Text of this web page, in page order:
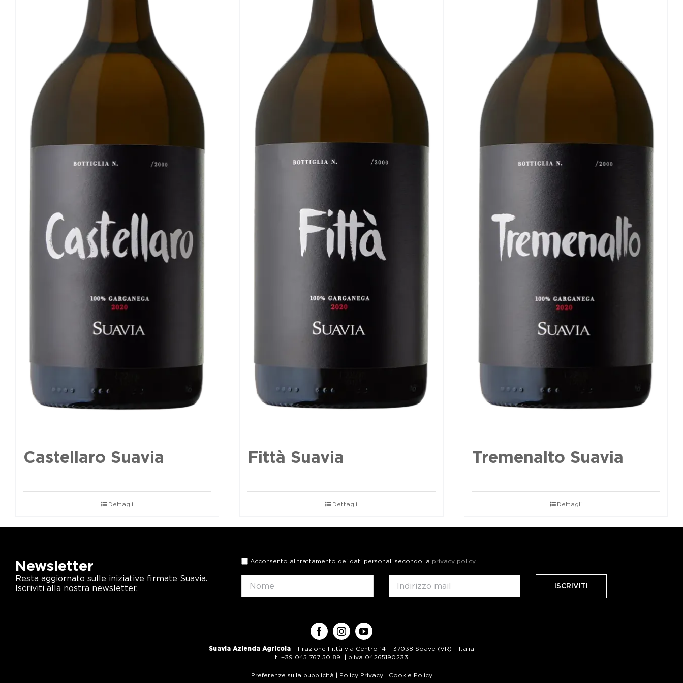
Castellaro Suavia
Dettagli
Fittà Suavia
Dettagli
Tremenalto Suavia
Dettagli
Newsletter
Resta aggiornato sulle iniziative firmate Suavia.
Iscriviti alla nostra newsletter.
Acconsento al trattamento dei dati personali secondo la privacy policy.
Suavia Azienda Agricola – Frazione Fittà via Centro 14 – 37038 Soave (VR) – Italia
t. +39 045 767 50 89 | p.iva 04265190233
Preferenze sulla pubblicità | Policy Privacy| Cookie Policy